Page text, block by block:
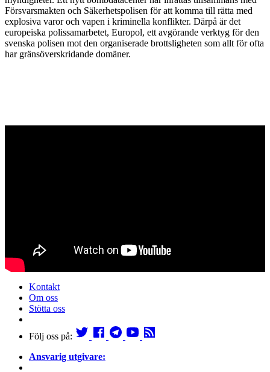
Försvarsmakten och Säkerhetspolisen för att komma till rätta med
explosiva varor och vapen i kriminella konflikter. Därpå är det
europeiska polissamarbetet, Europol, ett avgörande verktyg för den
svenska polisen mot den organiserade brottsligheten som allt för ofta
har gränsöverskridande domäner.
Kontakt
Om oss
Stötta oss
Följ oss på:
Ansvarig utgivare: